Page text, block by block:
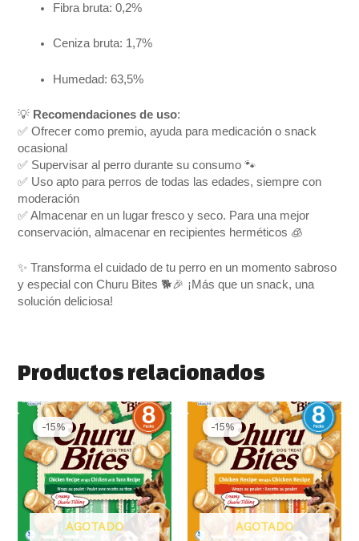
Fibra bruta: 0,2%
Ceniza bruta: 1,7%
Humedad: 63,5%
💡 Recomendaciones de uso:
✅ Ofrecer como premio, ayuda para medicación o snack
ocasional
✅ Supervisar al perro durante su consumo 🐾
✅ Uso apto para perros de todas las edades, siempre con
moderación
✅ Almacenar en un lugar fresco y seco. Para una mejor
conservación, almacenar en recipientes herméticos 🧊
✨ Transforma el cuidado de tu perro en un momento sabroso
y especial con Churu Bites 🐕🎉 ¡Más que un snack, una
solución deliciosa!
Productos relacionados
-15%
AGOTADO
-15%
El
precio
original
era:
6.50 €.
El
precio
actual
es:
5.50 €.
-15%
AGOTADO
-15%
El
precio
original
era:
6.50 €.
El
precio
actual
es:
5.50 €.